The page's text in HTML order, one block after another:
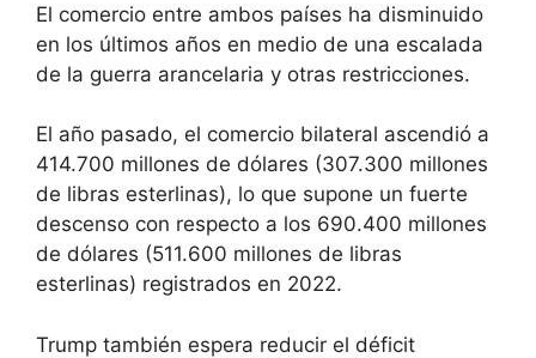
El comercio entre ambos países ha disminuido
en los últimos años en medio de una escalada
de la guerra arancelaria y otras restricciones.
El año pasado, el comercio bilateral ascendió a
414.700 millones de dólares (307.300 millones
de libras esterlinas), lo que supone un fuerte
descenso con respecto a los 690.400 millones
de dólares (511.600 millones de libras
esterlinas) registrados en 2022.
Trump también espera reducir el déficit